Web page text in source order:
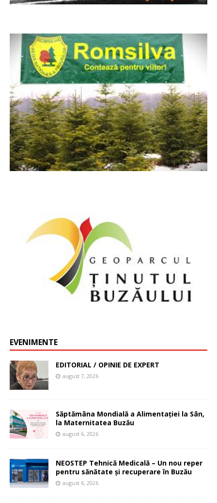
EVENIMENTE
EDITORIAL / OPINIE DE EXPERT
august 7, 2026
Săptămâna Mondială a Alimentației la Sân,
la Maternitatea Buzău
august 6, 2026
NEOSTEP Tehnică Medicală – Un nou reper
pentru sănătate și recuperare în Buzău
august 6, 2026